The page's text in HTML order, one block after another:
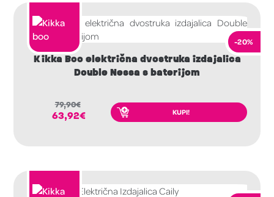
-20%
Kikka Boo električna dvostruka izdajalica
Double Nessa s baterijom
79,90€
63,92€ KUPI!